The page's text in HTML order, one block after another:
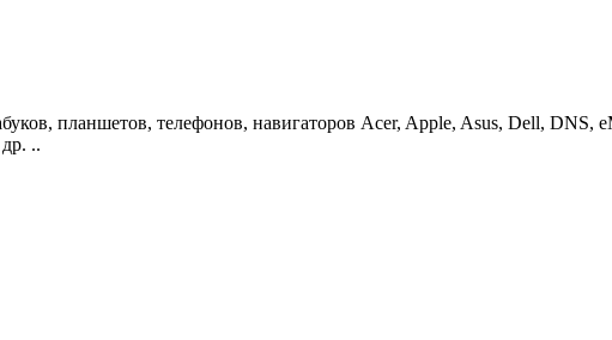
планшетов, телефонов, навигаторов Acer, Apple, Asus, Dell,
..